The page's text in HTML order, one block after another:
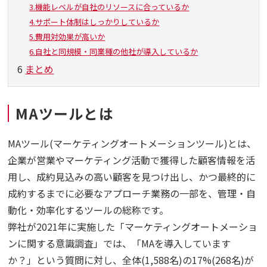
3.機能レベルが自社のリソースに合っているか
4.サポート体制はしっかりしているか
5.費用対効果が高いか
6.自社と同規模・同業種の他社が導入しているか
6 まとめ
MAツールとは
MAツール(マーケティングオートメーションツール)とは、
企業が営業やマーケティング活動で獲得した顧客情報を活
用し、成約見込みの高い顧客を見つけ出し、かつ最終的に
成約するまでに必要なアプローチ業務の一部を、管理・自
動化・効率化するツールの総称です。
弊社が2021年に実施した「マーケティングオートメーショ
ンに関する意識調査」では、「MAを導入しています
か？」という質問に対し、全体(1,588名)の17%(268名)が